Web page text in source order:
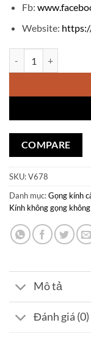
Fb:
Website:
COMPARE
SKU:V678
Danh mục:Gọng kính
Kính không gọng
Mô tả
Đánh giá (0)